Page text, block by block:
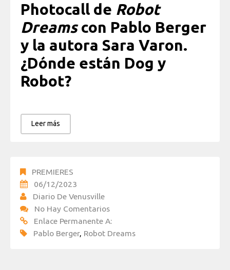
Photocall de Robot
Dreamscon Pablo Berger
y la autora Sara Varon.
¿Dónde están Dog y
Robot?
Leer más
PREMIERES
06/12/2023
Diario De Venusville
No Hay Comentarios
Enlace Permanente A:
Pablo Berger, Robot Dreams